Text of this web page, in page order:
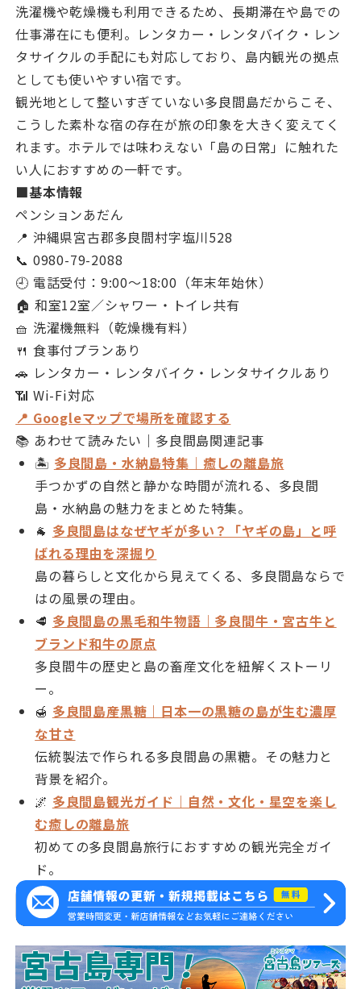
洗濯機や乾燥機も利用できるため、長期滞在や島での
仕事滞在にも便利。レンタカー・レンタバイク・レン
タサイクルの手配にも対応しており、島内観光の拠点
としても使いやすい宿です。
観光地として整いすぎていない多良間島だからこそ、
こうした素朴な宿の存在が旅の印象を大きく変えてく
れます。ホテルでは味わえない「島の日常」に触れた
い人におすすめの一軒です。
■基本情報
ペンションあだん
📍 沖縄県宮古郡多良間村字塩川528
📞 0980-79-2088
🕘 電話受付：9:00〜18:00（年末年始休）
🏠 和室12室／シャワー・トイレ共有
🧺 洗濯機無料（乾燥機有料）
🍴 食事付プランあり
🚗 レンタカー・レンタバイク・レンタサイクルあり
📶 Wi-Fi対応
📍 Googleマップで場所を確認する
📚 あわせて読みたい｜多良間島関連記事
🏝 多良間島・水納島特集｜癒しの離島旅
手つかずの自然と静かな時間が流れる、多良間
島・水納島の魅力をまとめた特集。
🐐 多良間島はなぜヤギが多い？「ヤギの島」と呼
ばれる理由を深掘り
島の暮らしと文化から見えてくる、多良間島ならで
はの風景の理由。
🥩 多良間島の黒毛和牛物語｜多良間牛・宮古牛と
ブランド和牛の原点
多良間牛の歴史と島の畜産文化を紐解くストーリ
ー。
🍯 多良間島産黒糖｜日本一の黒糖の島が生む濃厚
な甘さ
伝統製法で作られる多良間島の黒糖。その魅力と
背景を紹介。
🌌 多良間島観光ガイド｜自然・文化・星空を楽し
む癒しの離島旅
初めての多良間島旅行におすすめの観光完全ガイ
ド。